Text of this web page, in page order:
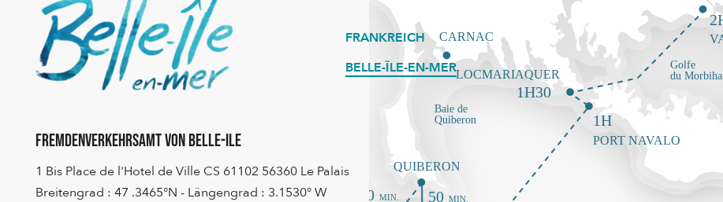
Fremdenverkehrsamt von Belle-Ile
1 Bis Place de l'Hotel de Ville CS 61102 56360 Le Palais
Breitengrad : 47 .3465°N - Längengrad : 3.1530° W
FRANKREICH
BELLE-ÎLE-EN-MER